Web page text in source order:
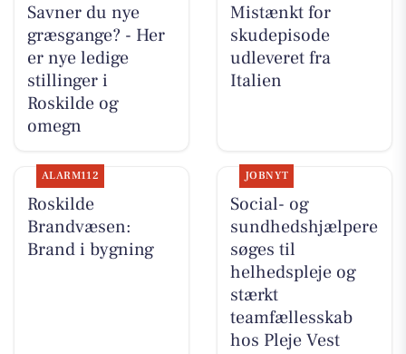
Savner du nye
græsgange? - Her
er nye ledige
stillinger i
Roskilde og
omegn
Mistænkt for
skudepisode
udleveret fra
Italien
ALARM112
Roskilde
Brandvæsen:
Brand i bygning
JOBNYT
Social- og
sundhedshjælpere
søges til
helhedspleje og
stærkt
teamfællesskab
hos Pleje Vest